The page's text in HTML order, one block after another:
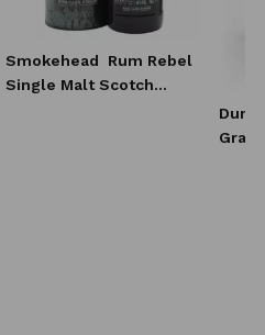
Smokehead
Rum Rebel
Single Malt Scotch
Grain